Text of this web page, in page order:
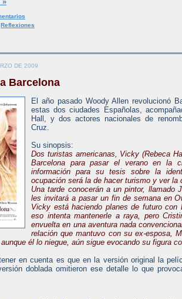
Reflexiones
DE 2009
Barcelona
El año pasado Woody Allen revolucionó
estas dos ciudades Españolas,
Hall, y dos actores nacionales de
Cruz.
Su sinopsis:
Dos turistas americanas, Vicky (Rebeca
Barcelona para pasar el verano en la
información para su tesis sobre la
ocupación será la de hacer turismo y ver la
Una tarde conocerán a un pintor, llamado
les invitará a pasar un fin de semana en
Vicky está haciendo planes de futuro
eso intenta mantenerle a raya, pero
envuelta en una aventura nada
relación que mantuvo con su ex-esposa,
él lo niegue, aún sigue evocando su figura
en cuenta es que en la versión original la
doblada omitieron ese detalle lo que